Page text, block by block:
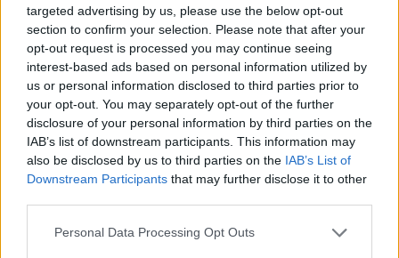
targeted advertising by us, please use the below opt-out
section to confirm your selection. Please note that after your
opt-out request is processed you may continue seeing
interest-based ads based on personal information utilized by
us or personal information disclosed to third parties prior to
your opt-out. You may separately opt-out of the further
disclosure of your personal information by third parties on the
IAB’s list of downstream participants. This information may
also be disclosed by us to third parties on the IAB’s List of
Downstream Participants that may further disclose it to other
Personal Data Processing Opt Outs
Πριν 6 ημέρες
Τρίτος στη σφαιροβολία στη διεθνή συνάντηση